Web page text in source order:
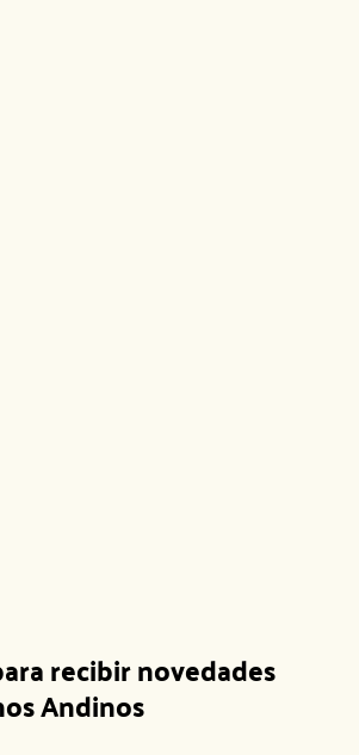
recibir novedades
Andinos